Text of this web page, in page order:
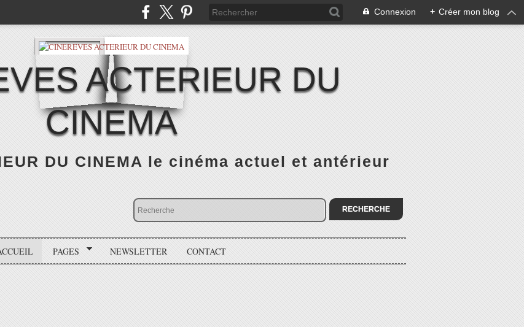
Connexion + Créer mon blog
ACTERIEUR DU
CINEMA
DU CINEMA le cinéma actuel et antérieur
PAGES NEWSLETTER CONTACT